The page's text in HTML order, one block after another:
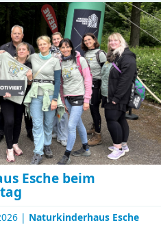
Esche beim
| Naturkinderhaus Esche